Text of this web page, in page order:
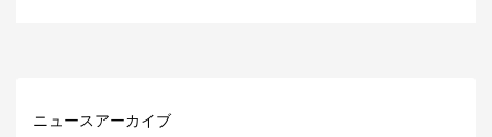
ニュースアーカイブ